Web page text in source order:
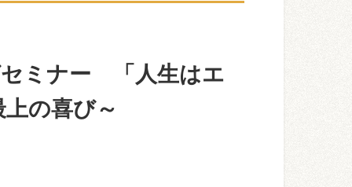
セミナー 「人生はエ
の喜び～